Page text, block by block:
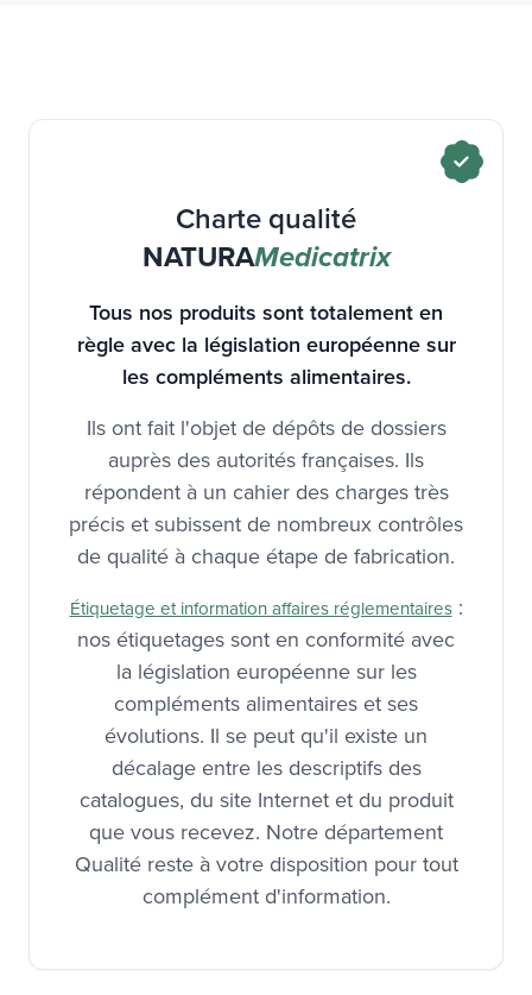
Charte qualité
NATURA
Tous nos produits sont totalement en
règle avec la législation européenne sur
les compléments alimentaires.
Ils ont fait l'objet de dépôts de dossiers
auprès des autorités françaises. Ils
répondent à un cahier des charges très
précis et subissent de nombreux contrôles
de qualité à chaque étape de fabrication.
Étiquetage et information affaires réglementaires:
nos étiquetages sont en conformité avec
la législation européenne sur les
compléments alimentaires et ses
évolutions. Il se peut qu'il existe un
décalage entre les descriptifs des
catalogues, du site Internet et du produit
que vous recevez. Notre département
Qualité reste à votre disposition pour tout